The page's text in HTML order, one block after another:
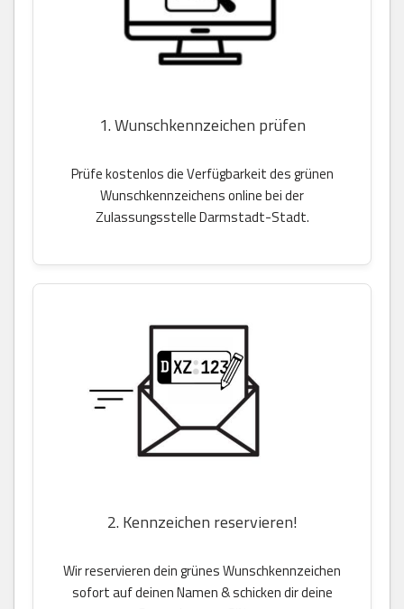
1. Wunschkennzeichen prüfen
Prüfe kostenlos die Verfügbarkeit des grünen
Wunschkennzeichens online bei der
Zulassungsstelle Darmstadt-Stadt.
2. Kennzeichen reservieren!
Wir reservieren dein grünes Wunschkennzeichen
sofort auf deinen Namen & schicken dir deine